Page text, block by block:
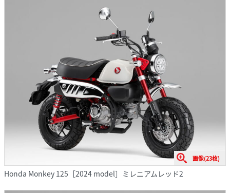
画像(23枚)
Honda Monkey 125［2024 model］ミレニアムレッド2